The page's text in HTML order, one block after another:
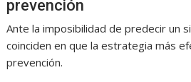
prevención
Ante la imposibilidad de predecir un
coinciden en que la estrategia más
prevención.